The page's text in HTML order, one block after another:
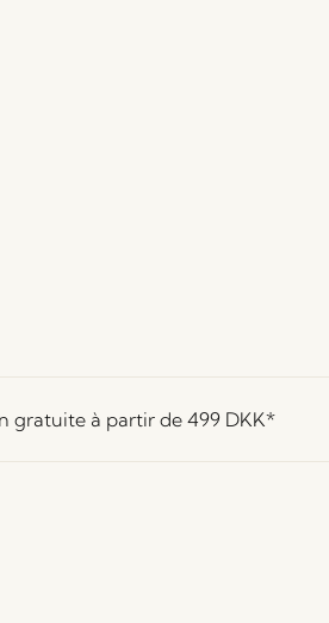
gratuite à partir de 499 DKK*